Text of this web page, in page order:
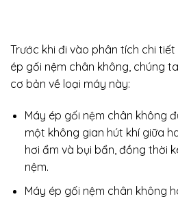
Trước khi đi vào phân tích chi
ép gối nệm chân không, chúng
cơ bản về loại máy này:
Máy ép gối nệm chân không
một không gian hút khí giữa
hơi ẩm và bụi bẩn, đồng thời
nệm.
Máy ép gối nệm chân không